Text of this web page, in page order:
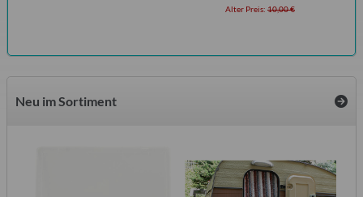
Alter Preis: 10,00 €
Neu im Sortiment